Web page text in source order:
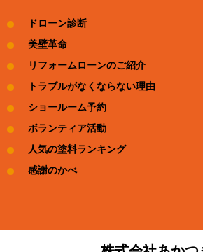
ドローン診断
美壁革命
リフォームローンのご紹介
トラブルがなくならない理由
ショールーム予約
ボランティア活動
人気の塗料ランキング
感謝のかべ